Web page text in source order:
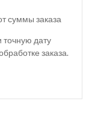
суммы заказа
точную дату
заказа.